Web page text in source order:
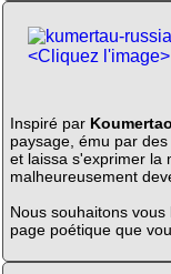
<Cliquez l'image>
Inspiré par
paysage, ému par
et laissa s'exprimer la
malheureusement
Nous souhaitons
page poétique que